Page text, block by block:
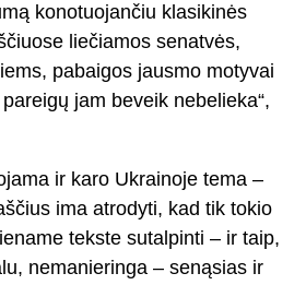
konotuojančiu klasikinės
liečiamos senatvės,
pabaigos jausmo motyvai
jam beveik nebelieka“,
ir karo Ukrainoje tema –
ima atrodyti, kad tik tokio
tekste sutalpinti – ir taip,
nemanieringa – senąsias ir